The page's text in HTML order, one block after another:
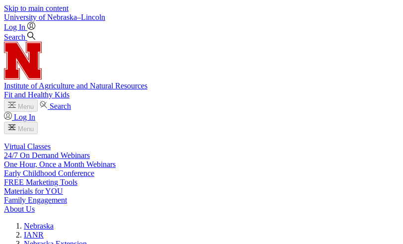
Skip to main content
University of Nebraska–Lincoln
Log In
Search
Institute of Agriculture and Natural Resources
Fit and Healthy Kids
Menu
Search
Log In
Menu
Virtual Classes
24/7 On Demand Webinars
One Hour, Once a Month Webinars
Early Childhood Conference
FREE Marketing Tools
Materials for YOU
Family Engagement
About Us
Nebraska
IANR